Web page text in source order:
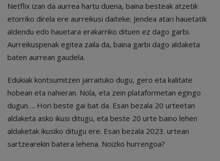
Netflix izan da aurrea hartu duena, baina besteak atzetik
etorriko direla ere aurreikusi daiteke. Jendea atari hauetatik
aldendu edo hauetara erakarriko dituen ez dago garbi.
Aurreikuspenak egitea zaila da, baina garbi dago aldaketa
baten aurrean gaudela.
Edukiak kontsumitzen jarraituko dugu, gero eta kalitate
hobean eta nahieran. Nola, eta zein plataformetan egingo
dugun…. Hori beste gai bat da. Esan bezala 20 urteetan
aldaketa asko ikusi ditugu, eta beste 20 urte baino lehen
aldaketak ikusiko ditugu ere. Esan bezala 2023. urtean
sartzearekin batera lehena. Noizko hurrengoa?